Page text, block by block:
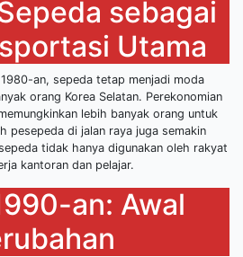
sebagai
Utama
an, sepeda tetap menjadi moda
orang Korea Selatan. Perekonomian
lebih banyak orang untuk
pesepeda di jalan raya juga semakin
tidak hanya digunakan oleh rakyat
kantoran dan pelajar.
an: Awal